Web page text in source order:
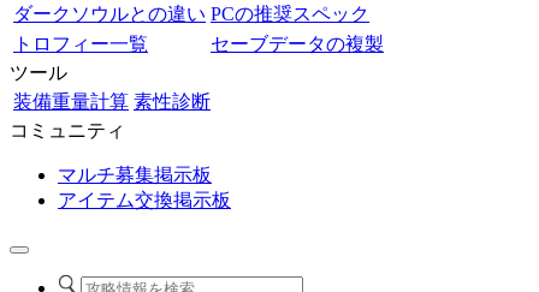
ダークソウルとの違い PCの推奨スペック
トロフィー一覧
セーブデータの複製
ツール
装備重量計算 素性診断
コミュニティ
マルチ募集掲示板
アイテム交換掲示板